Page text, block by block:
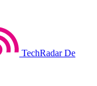
TechRadar De